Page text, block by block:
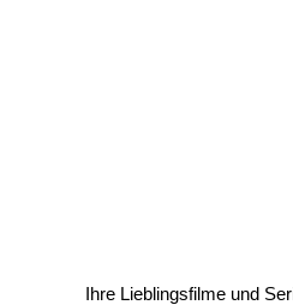
Ihre Lieblingsfilme und